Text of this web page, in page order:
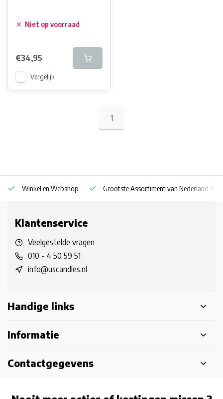
Niet op voorraad
€34,95
Vergelijk
1
Winkel en Webshop Grootste Assortiment van Nederland &
Klantenservice
Veelgestelde vragen
010 - 4 50 59 51
info@uscandles.nl
Handige links
Informatie
Contactgegevens